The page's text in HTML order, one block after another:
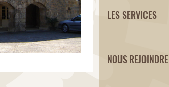
LES SERVICES
NOUS REJOINDRE